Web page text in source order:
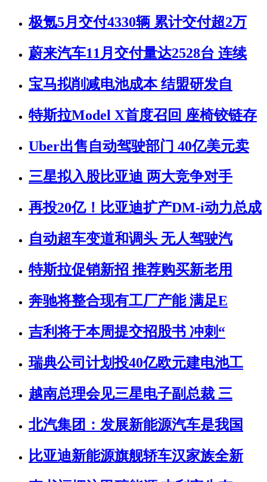
极氪5月交付4330辆 累计交付超2万
蔚来汽车11月交付量达2528台 连续
宝马拟削减电池成本 结盟研发自
特斯拉Model X首度召回 座椅铰链存
Uber出售自动驾驶部门 40亿美元卖
三星拟入股比亚迪 两大竞争对手
再投20亿！比亚迪扩产DM-i动力总成
自动超车变道和调头 无人驾驶汽
特斯拉促销新招 推荐购买新老用
奔驰将整合现有工厂产能 满足E
吉利将于本周提交招股书 冲刺“
瑞典公司计划投40亿欧元建电池工
越南总理会见三星电子副总裁 三
北汽集团：发展新能源汽车是我国
比亚迪新能源旗舰轿车汉家族全新